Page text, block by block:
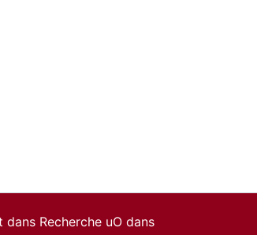
Recherche uO dans